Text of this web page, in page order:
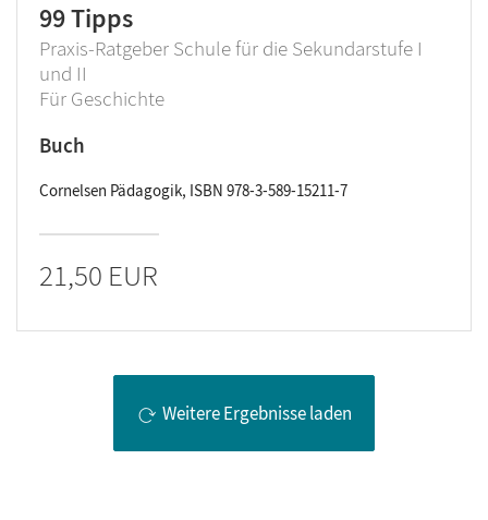
99 Tipps
Praxis-Ratgeber Schule für die Sekundarstufe I
und II
Für Geschichte
Buch
Cornelsen Pädagogik, ISBN 978-3-589-15211-7
21,50 EUR
Weitere Ergebnisse laden